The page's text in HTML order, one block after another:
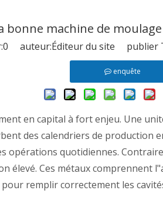
bonne machine de
0 auteur:Éditeur du site publier
enquête
en capital à fort enjeu. Une
des calendriers de production
opérations quotidiennes.
Ces métaux comprennent
remplir correctement les